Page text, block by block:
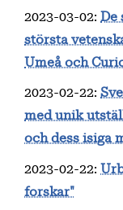
2023-03-02: De
största
Umeå och
2023-02-22:
med unik
och dess isiga
2023-02-22:
forskar"